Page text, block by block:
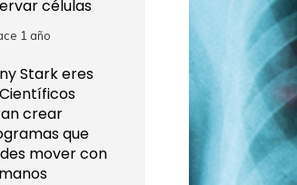
células
1 año
Stark eres
crear
que
mover con